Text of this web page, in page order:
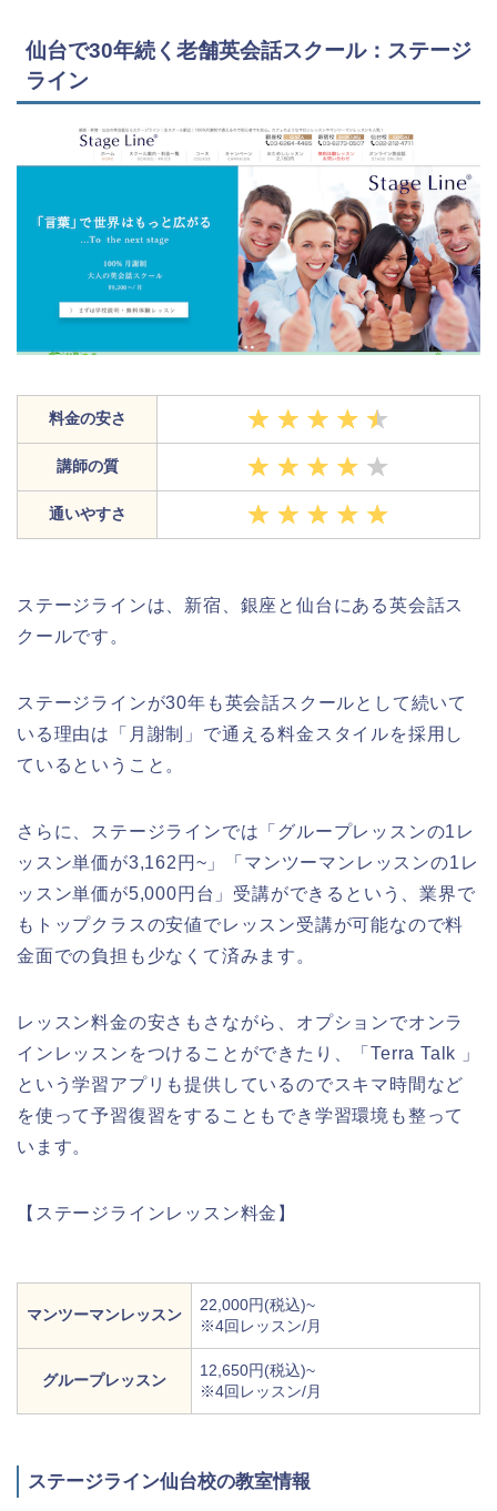
仙台で30年続く老舗英会話スクール：ステージ
ライン
料金の安さ
講師の質
通いやすさ
ステージラインは、新宿、銀座と仙台にある英会話ス
クールです。
ステージラインが30年も英会話スクールとして続いて
いる理由は「月謝制」で通える料金スタイルを採用し
ているということ。
さらに、ステージラインでは「グループレッスンの1レ
ッスン単価が3,162円~」「マンツーマンレッスンの1レ
ッスン単価が5,000円台」受講ができるという、業界で
もトップクラスの安値でレッスン受講が可能なので料
金面での負担も少なくて済みます。
レッスン料金の安さもさながら、オプションでオンラ
インレッスンをつけることができたり、「Terra Talk 」
という学習アプリも提供しているのでスキマ時間など
を使って予習復習をすることもでき学習環境も整って
います。
【ステージラインレッスン料金】
マンツーマンレッスン
22,000円(税込)~
※4回レッスン/月
グループレッスン
12,650円(税込)~
※4回レッスン/月
ステージライン仙台校の教室情報